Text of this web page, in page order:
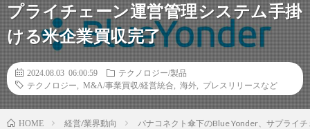
プライチェーン運営管理システム手掛
ける米企業買収完了
2024.08.03 06:00:59
テクノロジー/製品
テクノロジー
M&A/事業買収/経営統合 海外 プレスリリースなど
HOME 経営/業界動向 パナコネクト傘下のBlue Yonder、サプライ